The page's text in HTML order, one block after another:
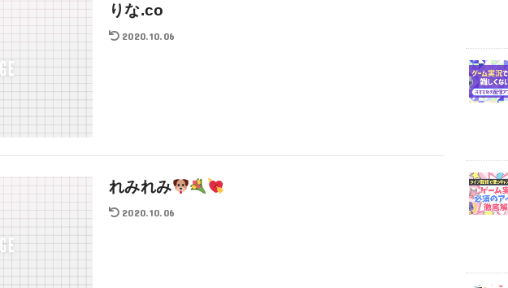
りな.co
2020.10.06
れみれみ
2020.10.06